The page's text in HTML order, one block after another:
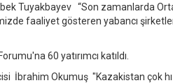
Tuyakbayev “Son zamanlarda
faaliyet gösteren yabancı
60 yatırımcı katıldı.
İbrahim Okumuş "Kazakistan çok